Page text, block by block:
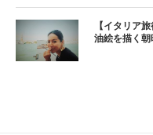
【イタリア
油絵を描く朝